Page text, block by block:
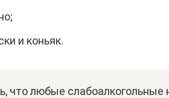
и коньяк.
что любые слабоалкогольные